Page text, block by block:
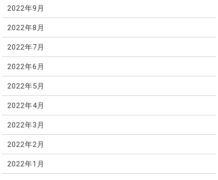
2022年9月
2022年8月
2022年7月
2022年6月
2022年5月
2022年4月
2022年3月
2022年2月
2022年1月